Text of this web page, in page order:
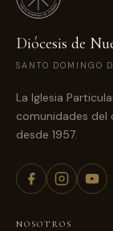
Diócesis de
SANTO DOMINGO
La Iglesia
comunidades del
desde 1957.
NOSOTROS